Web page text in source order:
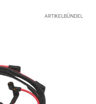
ARTIKELBÜNDEL